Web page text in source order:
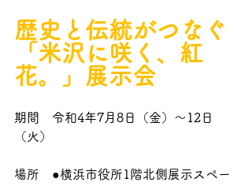
歴史と伝統がつなぐ
「米沢に咲く、紅
花。」展示会
期間　令和4年7月8日（金）～12日
（火）
場所　●横浜市役所1階北側展示スペー